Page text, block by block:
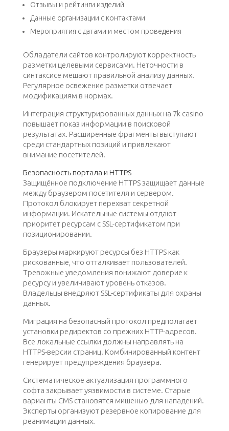
Отзывы и рейтинги изделий
Данные организации с контактами
Мероприятия с датами и местом проведения
Обладатели сайтов контролируют корректность
разметки целевыми сервисами. Неточности в
синтаксисе мешают правильной анализу данных.
Регулярное освежение разметки отвечает
модификациям в нормах.
Интеграция структурированных данных на 7k casino
повышает показ информации в поисковой
результатах. Расширенные фрагменты выступают
среди стандартных позиций и привлекают
внимание посетителей.
Безопасность портала и HTTPS
Защищённое подключение HTTPS защищает данные
между браузером посетителя и сервером.
Протокол блокирует перехват секретной
информации. Искательные системы отдают
приоритет ресурсам с SSL-сертификатом при
позиционировании.
Браузеры маркируют ресурсы без HTTPS как
рискованные, что отталкивает пользователей.
Тревожные уведомления понижают доверие к
ресурсу и увеличивают уровень отказов.
Владельцы внедряют SSL-сертификаты для охраны
данных.
Миграция на безопасный протокол предполагает
установки редиректов со прежних HTTP-адресов.
Все локальные ссылки должны направлять на
HTTPS-версии страниц. Комбинированный контент
генерирует предупреждения браузера.
Систематическое актуализация программного
софта закрывает уязвимости в системе. Старые
варианты CMS становятся мишенью для нападений.
Эксперты организуют резервное копирование для
реанимации данных.